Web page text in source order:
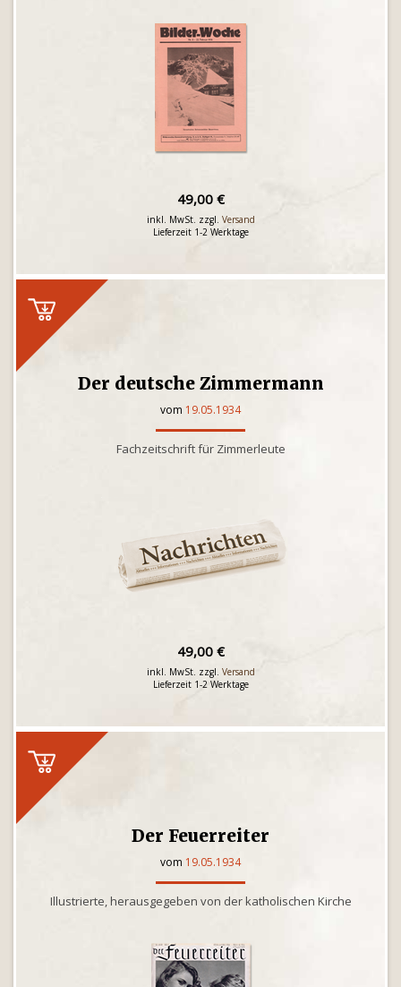
49,00 €
inkl. MwSt. zzgl. Versand
Lieferzeit 1-2 Werktage
Der deutsche Zimmermann
vom 19.05.1934
Fachzeitschrift für Zimmerleute
49,00 €
inkl. MwSt. zzgl. Versand
Lieferzeit 1-2 Werktage
Der Feuerreiter
vom 19.05.1934
Illustrierte, herausgegeben von der katholischen Kirche